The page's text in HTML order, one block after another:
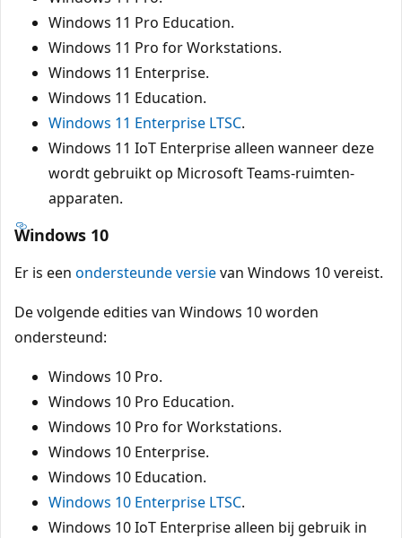
Windows 11 Pro Education.
Windows 11 Pro for Workstations.
Windows 11 Enterprise.
Windows 11 Education.
Windows 11 Enterprise LTSC.
Windows 11 IoT Enterprise alleen wanneer deze
wordt gebruikt op Microsoft Teams-ruimten-
apparaten.
Windows 10
Er is een ondersteunde versievan Windows 10 vereist.
De volgende edities van Windows 10 worden
ondersteund:
Windows 10 Pro.
Windows 10 Pro Education.
Windows 10 Pro for Workstations.
Windows 10 Enterprise.
Windows 10 Education.
Windows 10 Enterprise LTSC.
Windows 10 IoT Enterprise alleen bij gebruik in